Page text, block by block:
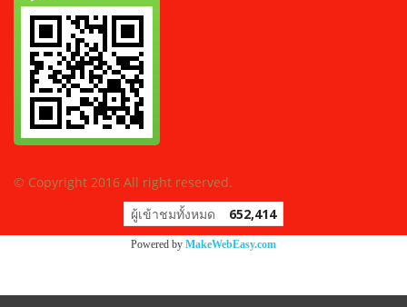
© Copyright 2016 All right reserved.
ผู้เข้าชมทั้งหมด
652,414
Powered by MakeWebEasy.com